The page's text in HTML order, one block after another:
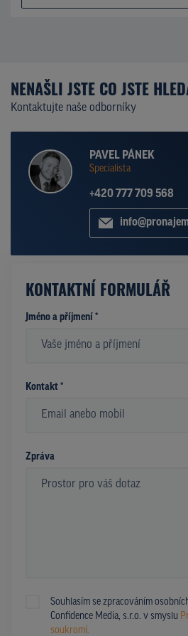
NENAŠLI JSTE CO JSTE
Kontaktujte naše odborníky
PAVEL PÁNEK
Specialista
+420 777 709 568
KONTAKTNÍ FORMULÁŘ
Jméno a příjmení *
Kontakt *
Zpráva
Souhlasím se zpracováním
Confidence Media, s.r.o. v smyslu
soukromí.